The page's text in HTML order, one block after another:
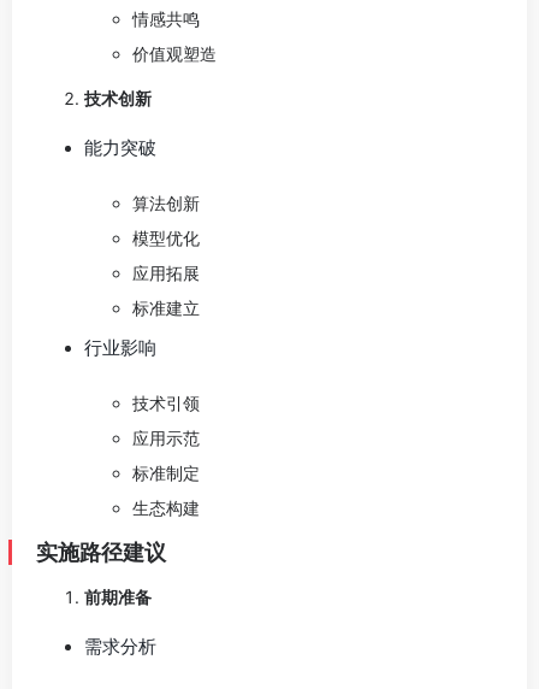
情感共鸣
价值观塑造
技术创新
能力突破
算法创新
模型优化
应用拓展
标准建立
行业影响
技术引领
应用示范
标准制定
生态构建
实施路径建议
前期准备
需求分析